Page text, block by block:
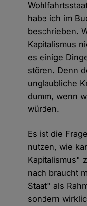
habe ich im
beschrieben.
Kapitalismus
es einige
stören. Denn
unglaubliche
dumm, wenn
würden.
Es ist die
nutzen, wie
Kapitalismus"
nach braucht
Staat" als
sondern